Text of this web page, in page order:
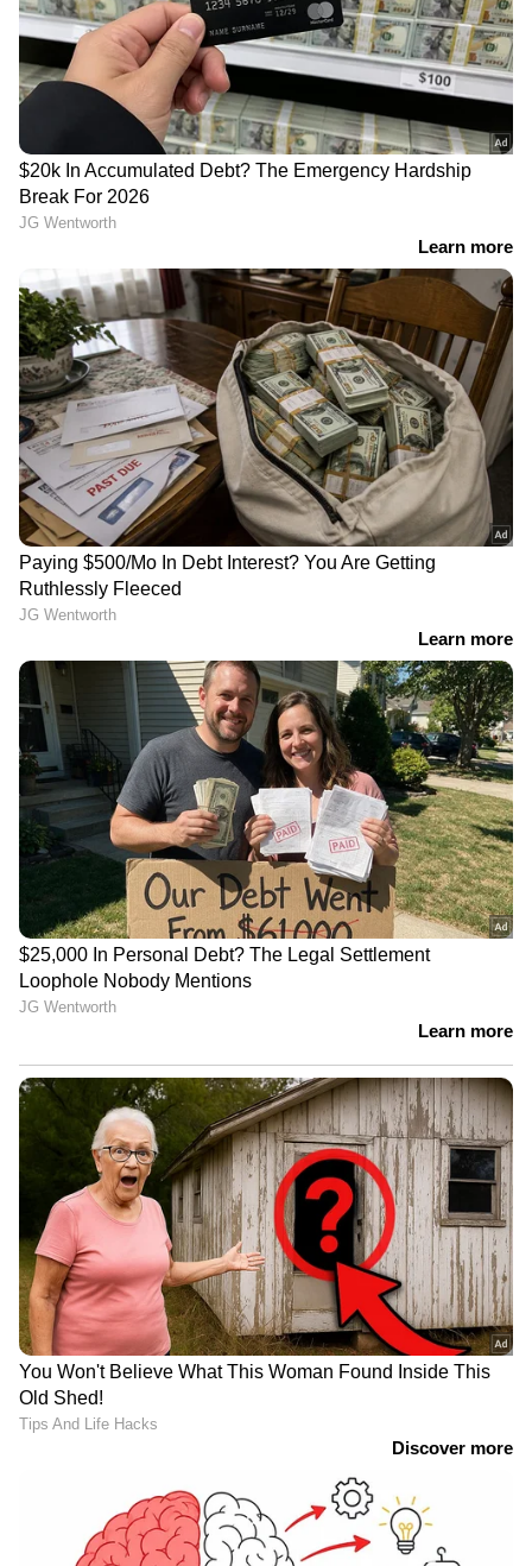
LATEST VIDEOS
വയോധികയുടെ കഴുത്തിൽ നിന്ന്
അഞ്ചര പവന്റെ സ്വർണ്ണം പൊട്ടിച്ച്
JPSC, JSSC പരീക്ഷകളിൽ
ആക്ഷേപം; ജാർഖണ്ഡിൽ
വിദ്യാർത്ഥി പ്രക്ഷോഭം